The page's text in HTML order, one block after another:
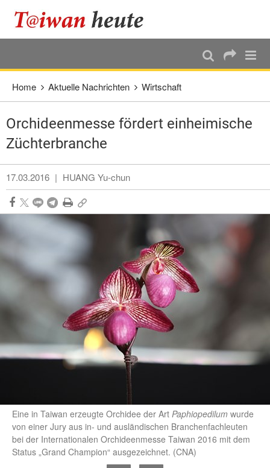
Direkt weiter zum Haupt-Inhalt
Home Aktuelle Nachrichten Wirtschaft
Orchideenmesse fördert einheimische
Züchterbranche
17.03.2016 | HUANG Yu-chun
Eine in Taiwan erzeugte Orchidee der Art Paphiopedilum wurde
von einer Jury aus in- und ausländischen Branchenfachleuten
bei der Internationalen Orchideenmesse Taiwan 2016 mit dem
Status „Grand Champion“ ausgezeichnet. (CNA)